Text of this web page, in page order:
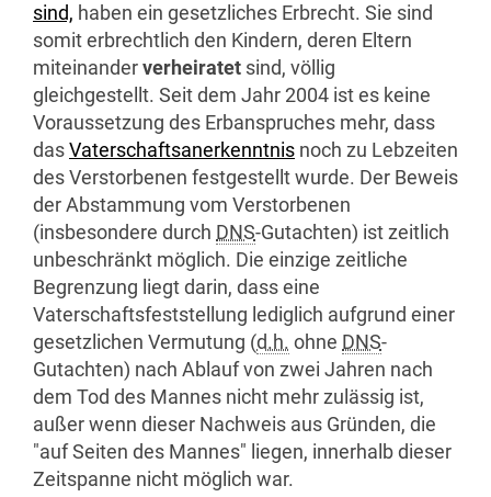
sind, haben ein gesetzliches Erbrecht. Sie sind
somit erbrechtlich den Kindern, deren Eltern
miteinanderverheiratet sind, völlig
gleichgestellt. Seit dem Jahr 2004 ist es keine
Voraussetzung des Erbanspruches mehr, dass
dasVaterschaftsanerkenntnis noch zu Lebzeiten
des Verstorbenen festgestellt wurde. Der Beweis
der Abstammung vom Verstorbenen
(insbesondere durch DNS-Gutachten) ist zeitlich
unbeschränkt möglich. Die einzige zeitliche
Begrenzung liegt darin, dass eine
Vaterschaftsfeststellung lediglich aufgrund einer
gesetzlichen Vermutung (d.h. ohne DNS-
Gutachten) nach Ablauf von zwei Jahren nach
dem Tod des Mannes nicht mehr zulässig ist,
außer wenn dieser Nachweis aus Gründen, die
"auf Seiten des Mannes" liegen, innerhalb dieser
Zeitspanne nicht möglich war.